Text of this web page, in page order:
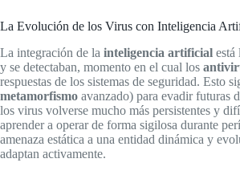
La Evolución de los Virus con Inteligencia
La integración de la inteligencia artificial está
y se detectaban, momento en el cual los
respuestas de los sistemas de seguridad. Esto
metamorfismo avanzado) para evadir futuras
los virus volverse mucho más persistentes y
aprender a operar de forma sigilosa durante
amenaza estática a una entidad dinámica y
adaptan activamente.